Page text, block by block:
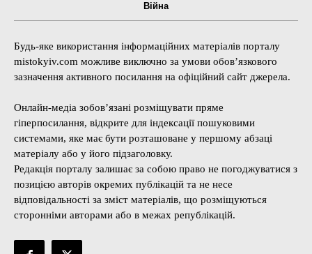
Війна
Будь-яке використання інформаційних матеріалів порталу
mistokyiv.com можливе виключно за умови обов’язкового
зазначення активного посилання на офіційний сайт джерела.
Онлайн-медіа зобов’язані розміщувати пряме
гіперпосилання, відкрите для індексації пошуковими
системами, яке має бути розташоване у першому абзаці
матеріалу або у його підзаголовку.
Редакція порталу залишає за собою право не погоджуватися з
позицією авторів окремих публікацій та не несе
відповідальності за зміст матеріалів, що розміщуються
сторонніми авторами або в межах републікацій.